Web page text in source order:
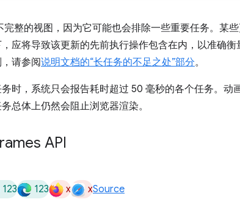
完整的视图，因为它可能也会排除一些重要任务。某
应将导致该更新的先前执行操作包含在内，以准确衡
请参阅说明文档的“长任务的不足之处”部分。
时，系统只会报告耗时超过 50 毫秒的各个任务。动
总体上仍然会阻止浏览器渲染。
API
123 123 x xSource